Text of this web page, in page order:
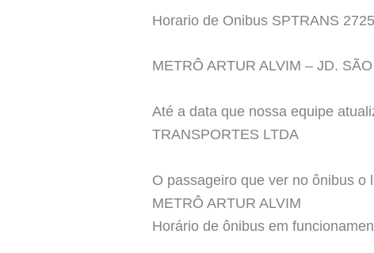
Horario de Onibus SPTRANS
METRÔ ARTUR ALVIM – JD.
Até a data que nossa equipe
TRANSPORTES LTDA
O passageiro que ver no ônibus o
METRÔ ARTUR ALVIM
Horário de ônibus em